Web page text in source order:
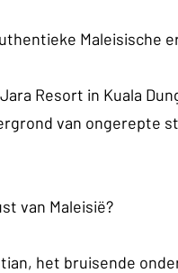
Maleisische
Resort in Kuala
van ongerepte
van Maleisië?
het bruisende